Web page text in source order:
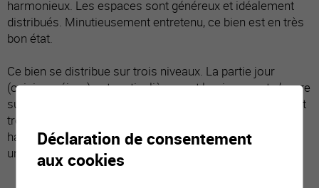
harmonieux. Les espaces sont généreux et idéalement
distribués. Minutieusement entretenu, ce bien est en très
bon état.
Ce bien se distribue sur trois niveaux. La partie jour
(cuisine, séjour) est particulièrement lumineuse et s’ouvre
sur une belle terrasse et sa pelouse. La suite parentale et
trois grandes chambres se partagent l’étage. Cette
habitation répond à toutes exigences et est idéale pour
une famille.
Déclaration de consentement
aux cookies